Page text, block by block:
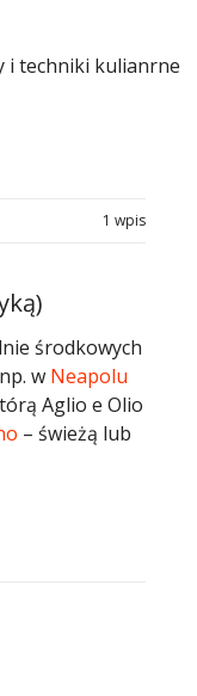
i techniki kulianrne
1 wpis
środkowych
w Neapolu
Aglio e Olio
– świeżą lub